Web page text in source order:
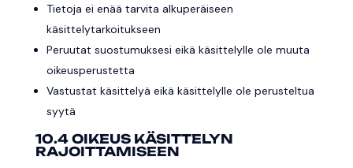
Tietoja ei enää tarvita alkuperäiseen
käsittelytarkoitukseen
Peruutat suostumuksesi eikä käsittelylle ole muuta
oikeusperustetta
Vastustat käsittelyä eikä käsittelylle ole perusteltua
syytä
10.4 OIKEUS KÄSITTELYN
RAJOITTAMISEEN